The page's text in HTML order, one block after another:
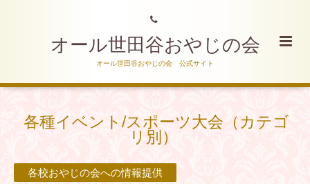
オール世田谷おやじの会
オール世田谷おやじの会 公式サイト
各種イベント/スポーツ大会（カテゴ
リ別）
各校おやじの会への情報提供